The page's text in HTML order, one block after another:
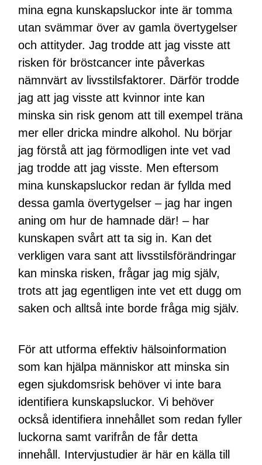
mina egna kunskapsluckor inte är tomma
utan svämmar över av gamla övertygelser
och attityder. Jag trodde att jag visste att
risken för bröstcancer inte påverkas
nämnvärt av livsstilsfaktorer. Därför trodde
jag att jag visste att kvinnor inte kan
minska sin risk genom att till exempel träna
mer eller dricka mindre alkohol. Nu börjar
jag förstå att jag förmodligen inte vet vad
jag trodde att jag visste. Men eftersom
mina kunskapsluckor redan är fyllda med
dessa gamla övertygelser – jag har ingen
aning om hur de hamnade där! – har
kunskapen svårt att ta sig in. Kan det
verkligen vara sant att livsstilsförändringar
kan minska risken, frågar jag mig själv,
trots att jag egentligen inte vet ett dugg om
saken och alltså inte borde fråga mig själv.
För att utforma effektiv hälsoinformation
som kan hjälpa människor att minska sin
egen sjukdomsrisk behöver vi inte bara
identifiera kunskapsluckor. Vi behöver
också identifiera innehållet som redan fyller
luckorna samt varifrån de får detta
innehåll. Intervjustudier är här en källa till